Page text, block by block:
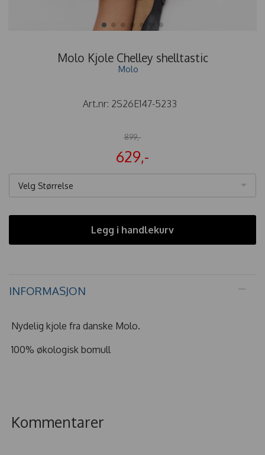
Molo Kjole Chelley shelltastic
Molo
Art.nr: 2S26E147-5233
899,-
629,-
Velg Størrelse
Legg i handlekurv
INFORMASJON
Nydelig kjole fra danske Molo.
100% økologisk bomull
Kommentarer